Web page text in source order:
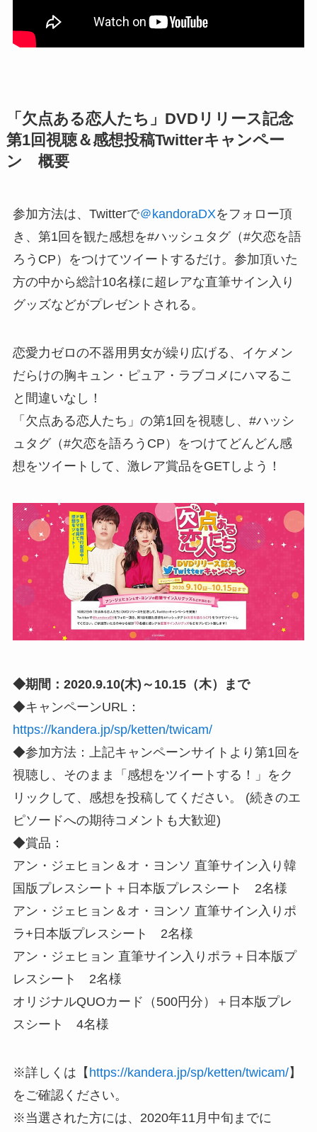
「欠点ある恋人たち」DVDリリース記念
第1回視聴＆感想投稿Twitterキャンペー
ン 概要
参加方法は、Twitterで＠kandoraDXをフォロー頂
き、第1回を観た感想を#ハッシュタグ（#欠恋を語
ろうCP）をつけてツイートするだけ。参加頂いた
方の中から総計10名様に超レアな直筆サイン入り
グッズなどがプレゼントされる。
恋愛力ゼロの不器用男女が繰り広げる、イケメン
だらけの胸キュン・ピュア・ラブコメにハマるこ
と間違いなし！
「欠点ある恋人たち」の第1回を視聴し、#ハッシ
ュタグ（#欠恋を語ろうCP）をつけてどんどん感
想をツイートして、激レア賞品をGETしよう！
◆期間：2020.9.10(木)～10.15（木）まで
◆キャンペーンURL：
https://kandera.jp/sp/ketten/twicam/
◆参加方法：上記キャンペーンサイトより第1回を
視聴し、そのまま「感想をツイートする！」をク
リックして、感想を投稿してください。 (続きのエ
ピソードへの期待コメントも大歓迎)
◆賞品：
アン・ジェヒョン＆オ・ヨンソ 直筆サイン入り韓
国版プレスシート＋日本版プレスシート 2名様
アン・ジェヒョン＆オ・ヨンソ 直筆サイン入りポ
ラ+日本版プレスシート 2名様
アン・ジェヒョン 直筆サイン入りポラ＋日本版プ
レスシート 2名様
オリジナルQUOカード（500円分）＋日本版プレ
スシート 4名様
※詳しくは【 https://kandera.jp/sp/ketten/twicam/】
をご確認ください。
※当選された方には、2020年11月中旬までに